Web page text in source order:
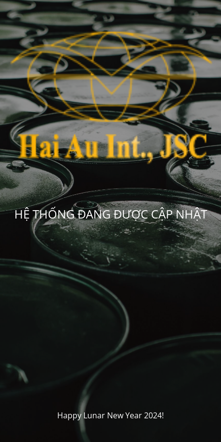
HỆ THỐNG ĐANG ĐƯỢC CẬP NHẬT
Happy Lunar New Year 2024!